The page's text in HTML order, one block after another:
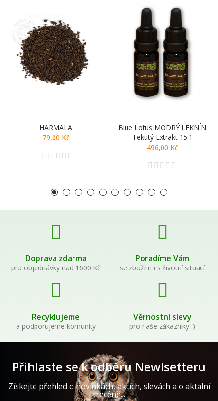
HARMALA
79,00 Kč
Blue Lotus MODRÝ LEKNÍN
Tekutý Extrakt 15:1
496,00 Kč
Doprava zdarma
pro objednávky nad 1600 Kč
Poradíme Vám
se zbožím i s životní situací
Recyklujeme
a podporujeme komunity
Věrnostní slevy
pro naše zákazníky :)
Přihlaste se k odběru Newlsetteru
Získejte přehled o novinkách, akcích, slevách a o aktální
trecéně...